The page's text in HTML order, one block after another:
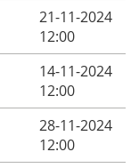
21-11-2024
12:00
14-11-2024
12:00
28-11-2024
12:00